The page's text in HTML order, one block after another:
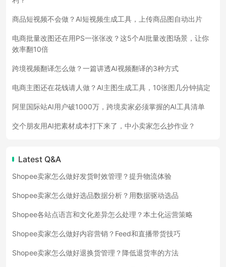
商品短视频不会做？AI短视频生成工具，上传商品图自动出片
电商批量改图还在用PS一张张改？这5个AI批量改图场景，让你
效率翻10倍
跨境视频翻译怎么做？一篇讲透AI视频翻译的3种方式
电商主图还在花钱请人做？AI主图生成工具，10张图几分钟搞定
阿里国际站AI用户破1000万，跨境卖家必须掌握的AI工具清单
交个朋友用AI把素材成本打下来了，中小卖家怎么抄作业？
Latest Q&A
Shopee卖家怎么做好发货时效管理？提升物流体验
Shopee卖家怎么做好选品数据分析？用数据驱动选品
Shopee各站点语言和文化差异怎么处理？本土化运营策略
Shopee卖家怎么做好内容营销？Feed和直播带货技巧
Shopee卖家怎么做好退换货管理？降低退货率的方法